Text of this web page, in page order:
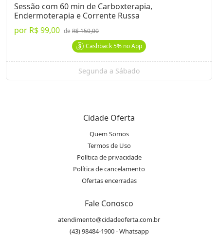
Sessão com 60 min de Carboxterapia,
Endermoterapia e Corrente Russa
por R$ 99,00 de R$ 150,00
Cashback5% no App
Segunda a Sábado
Cidade Oferta
Quem Somos
Termos de Uso
Política de privacidade
Política de cancelamento
Ofertas encerradas
Fale Conosco
atendimento@cidadeoferta.com.br
(43) 98484-1900 - Whatsapp